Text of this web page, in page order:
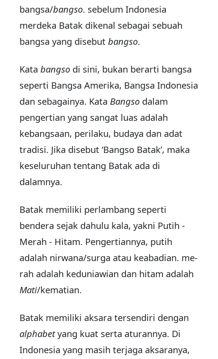
bangsa/bangso. sebelum Indonesia
merdeka Batak dikenal sebagai sebuah
bangsa yang disebut bangso.
Kata bangso di sini, bukan berarti bangsa
seperti Bangsa Amerika, Bangsa Indonesia
dan sebagainya. Kata Bangso dalam
pengertian yang sangat luas adalah
kebangsaan, perilaku, budaya dan adat
tradi­si. Jika disebut ‘Bangso Batak’, maka
keseluruhan tentang Batak ada di
dalamnya.
Batak memiliki perlambang seperti
bendera sejak dahulu ka­la, yakni Putih -
Merah - Hitam. Pe­ngertiannya, putih
adalah nir­wana/surga atau keabadian. me­
rah adalah keduniawian dan hitam adalah
Mati/kematian.
Batak memiliki aksara ter­sen­diri dengan
alphabetyang ku­at serta aturannya. Di
Indonesia yang masih terjaga aksa­ranya,